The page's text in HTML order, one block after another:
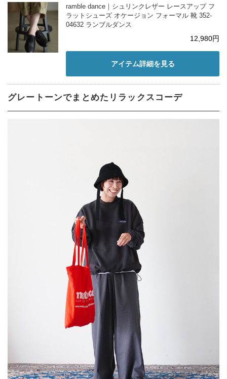
ramble dance｜シュリンクレザー レースアップ フ
ラットシューズ オケージョン フォーマル 靴 352-
04632 ランブルダンス
12,980円
アイテム詳細を見る
グレートーンでまとめたリラックスコーデ